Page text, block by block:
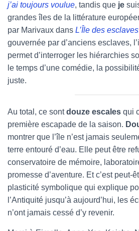
j’ai toujours voulue, tandis que je
grandes îles de la littérature
par Marivaux dans L’Île des esclaves
gouvernée par d’anciens esclaves,
permet d’interroger les hiérarchies
le temps d’une comédie, la
juste.
Au total, ce sontdouze escales qui
première escapade de la saison.
montrer que l’île n’est jamais
terre entouré d’eau. Elle peut être
conservatoire de mémoire,
promesse d’aventure. Et c’est peut-
plasticité symbolique qui explique
l’Antiquité jusqu’à aujourd’hui, les
n’ont jamais cessé d’y revenir.